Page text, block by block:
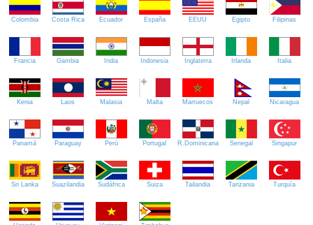
Colombia Costa Rica Ecuador España EEUU Egipto Filipinas
Francia Gambia India Indonesia Inglaterra Irlanda Italia
Kenia Laos Malasia Malta Marruecos Nepal Nicaragua
Panamá Paraguay Perú Portugal R.Dominicana Senegal Singapur
Sri Lanka Suazilandia Sudáfrica Suiza Tailandia Tanzania Turquía